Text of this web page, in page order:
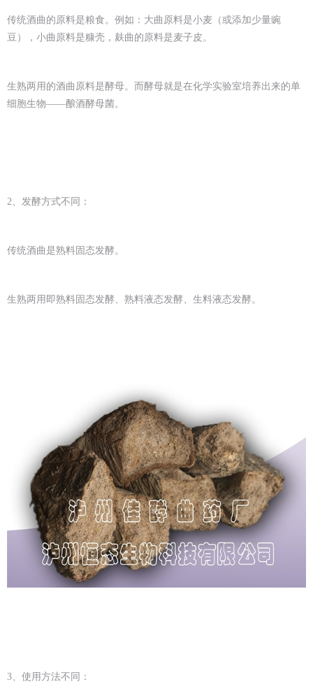
传统酒曲的原料是粮食。例如：大曲原料是小麦（或添加少量豌
豆），小曲原料是糠壳，麸曲的原料是麦子皮。
生熟两用的酒曲原料是酵母。而酵母就是在化学实验室培养出来的单
细胞生物——酿酒酵母菌。
2、发酵方式不同：
传统酒曲是熟料固态发酵。
生熟两用即熟料固态发酵、熟料液态发酵、生料液态发酵。
3、使用方法不同：